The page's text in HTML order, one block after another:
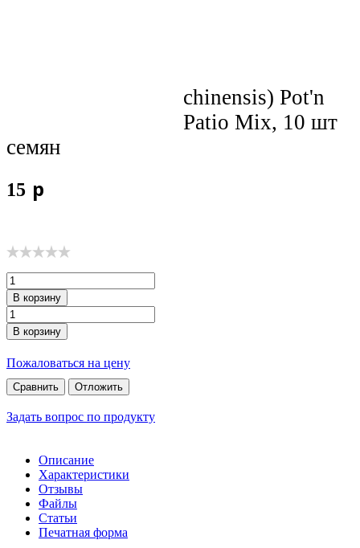
Доставка
Способы оплаты
Скидки
Контакты
chinensis) Pot'n
Patio Mix, 10 шт
семян
15 p
В корзину
В корзину
Пожаловаться на цену
Сравнить Отложить
Задать вопрос по продукту
Описание
Характеристики
Отзывы
Файлы
Статьи
Печатная форма